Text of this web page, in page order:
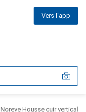
Vers l'app
Noreve Housse cuir vertical